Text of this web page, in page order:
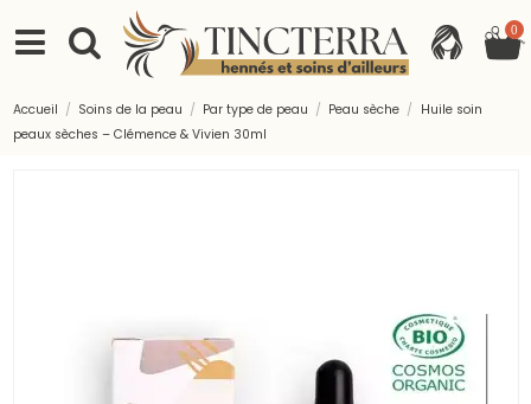
0
Accueil Soins de la peau Par type de peau Peau sèche
Huile soin
peaux sèches – Clémence & Vivien 30ml